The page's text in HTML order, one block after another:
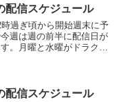
枠はリ...
配信スケジュール
過ぎ頃から開始週末に予
週は週の前半に配信日が
。月曜と水曜がドラク
配信スケジュール